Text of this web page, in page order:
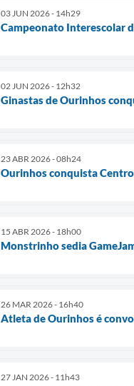
03 JUN 2026 - 14h29
Campeonato Interescolar
02 JUN 2026 - 12h32
Ginastas de Ourinhos
23 ABR 2026 - 08h24
Ourinhos conquista
15 ABR 2026 - 18h00
Monstrinho sedia
26 MAR 2026 - 16h40
Atleta de Ourinhos é
27 JAN 2026 - 11h43